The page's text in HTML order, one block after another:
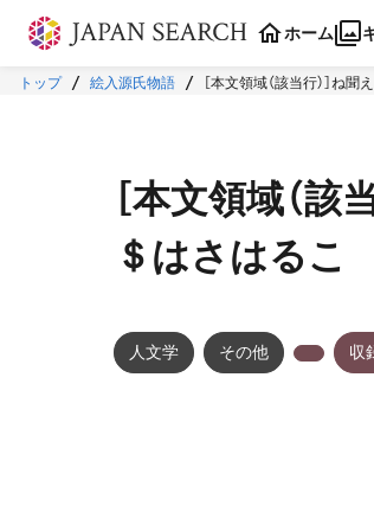
本文に飛ぶ
ホーム
トップ 絵入源氏物語 ［本文領域（該当行）］ね
［本文領域（
＄はさはるこ
人文学 その他 収